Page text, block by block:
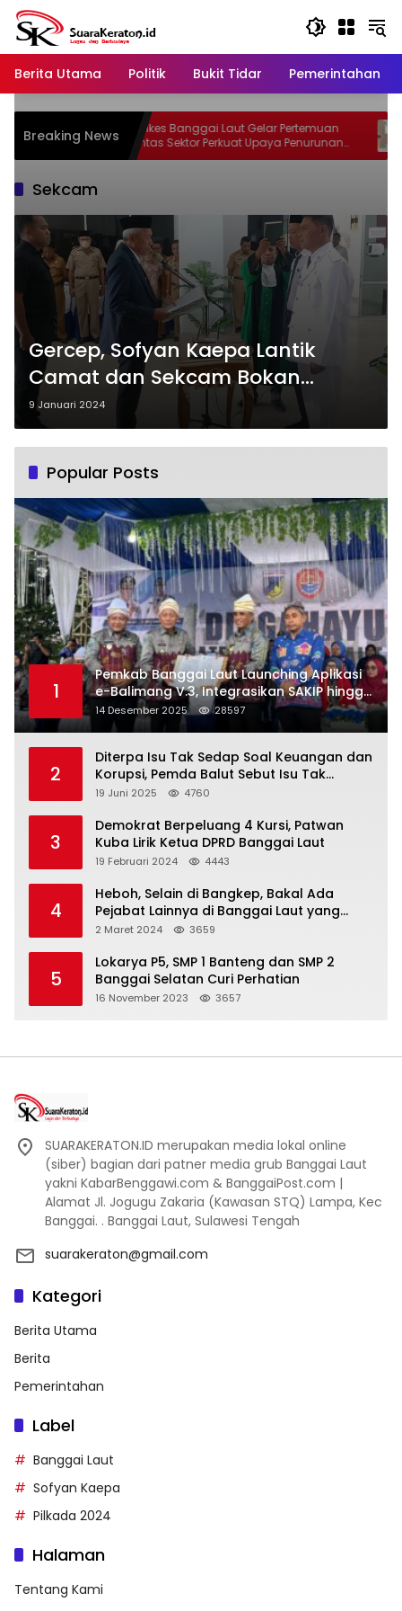
Langsung
konten
Berita Utama
Politik Bukit Tidar Pemerintahan
Breaking News
dan
Dinkes Banggai Laut Gelar Pertemuan
Lintas Sektor Perkuat Upaya Penurunan
Stunting di Banggai Laut
Sekcam
Gercep, Sofyan Kaepa Lantik
Camat dan Sekcam Bokan
Kepulauan di Awal Tahun 2024
9 Januari 2024
Popular Posts
1
Pemkab Banggai Laut Launching Aplikasi
e-Balimang V.3, Integrasikan SAKIP hingga
Satu Data Layanan Publik
14 Desember 2025 28597
2
Diterpa Isu Tak Sedap Soal Keuangan dan
Korupsi, Pemda Balut Sebut Isu Tak
Berdasar
19 Juni 2025 4760
3
Demokrat Berpeluang 4 Kursi, Patwan
Kuba Lirik Ketua DPRD Banggai Laut
19 Februari 2024 4443
4
Heboh, Selain di Bangkep, Bakal Ada
Pejabat Lainnya di Banggai Laut yang
Bakal di Ciduk, Bagini Kata Kapolres!
2 Maret 2024 3659
5
Lokarya P5, SMP 1 Banteng dan SMP 2
Banggai Selatan Curi Perhatian
16 November 2023 3657
SUARAKERATON.ID merupakan media lokal online
(siber) bagian dari patner media grub Banggai Laut
yakni KabarBenggawi.com & BanggaiPost.com |
Alamat Jl. Jogugu Zakaria (Kawasan STQ) Lampa, Kec
Banggai. . Banggai Laut, Sulawesi Tengah
suarakeraton@gmail.com
Kategori
Berita Utama
Berita
Pemerintahan
Label
Banggai Laut
Sofyan Kaepa
Pilkada 2024
Halaman
Tentang Kami